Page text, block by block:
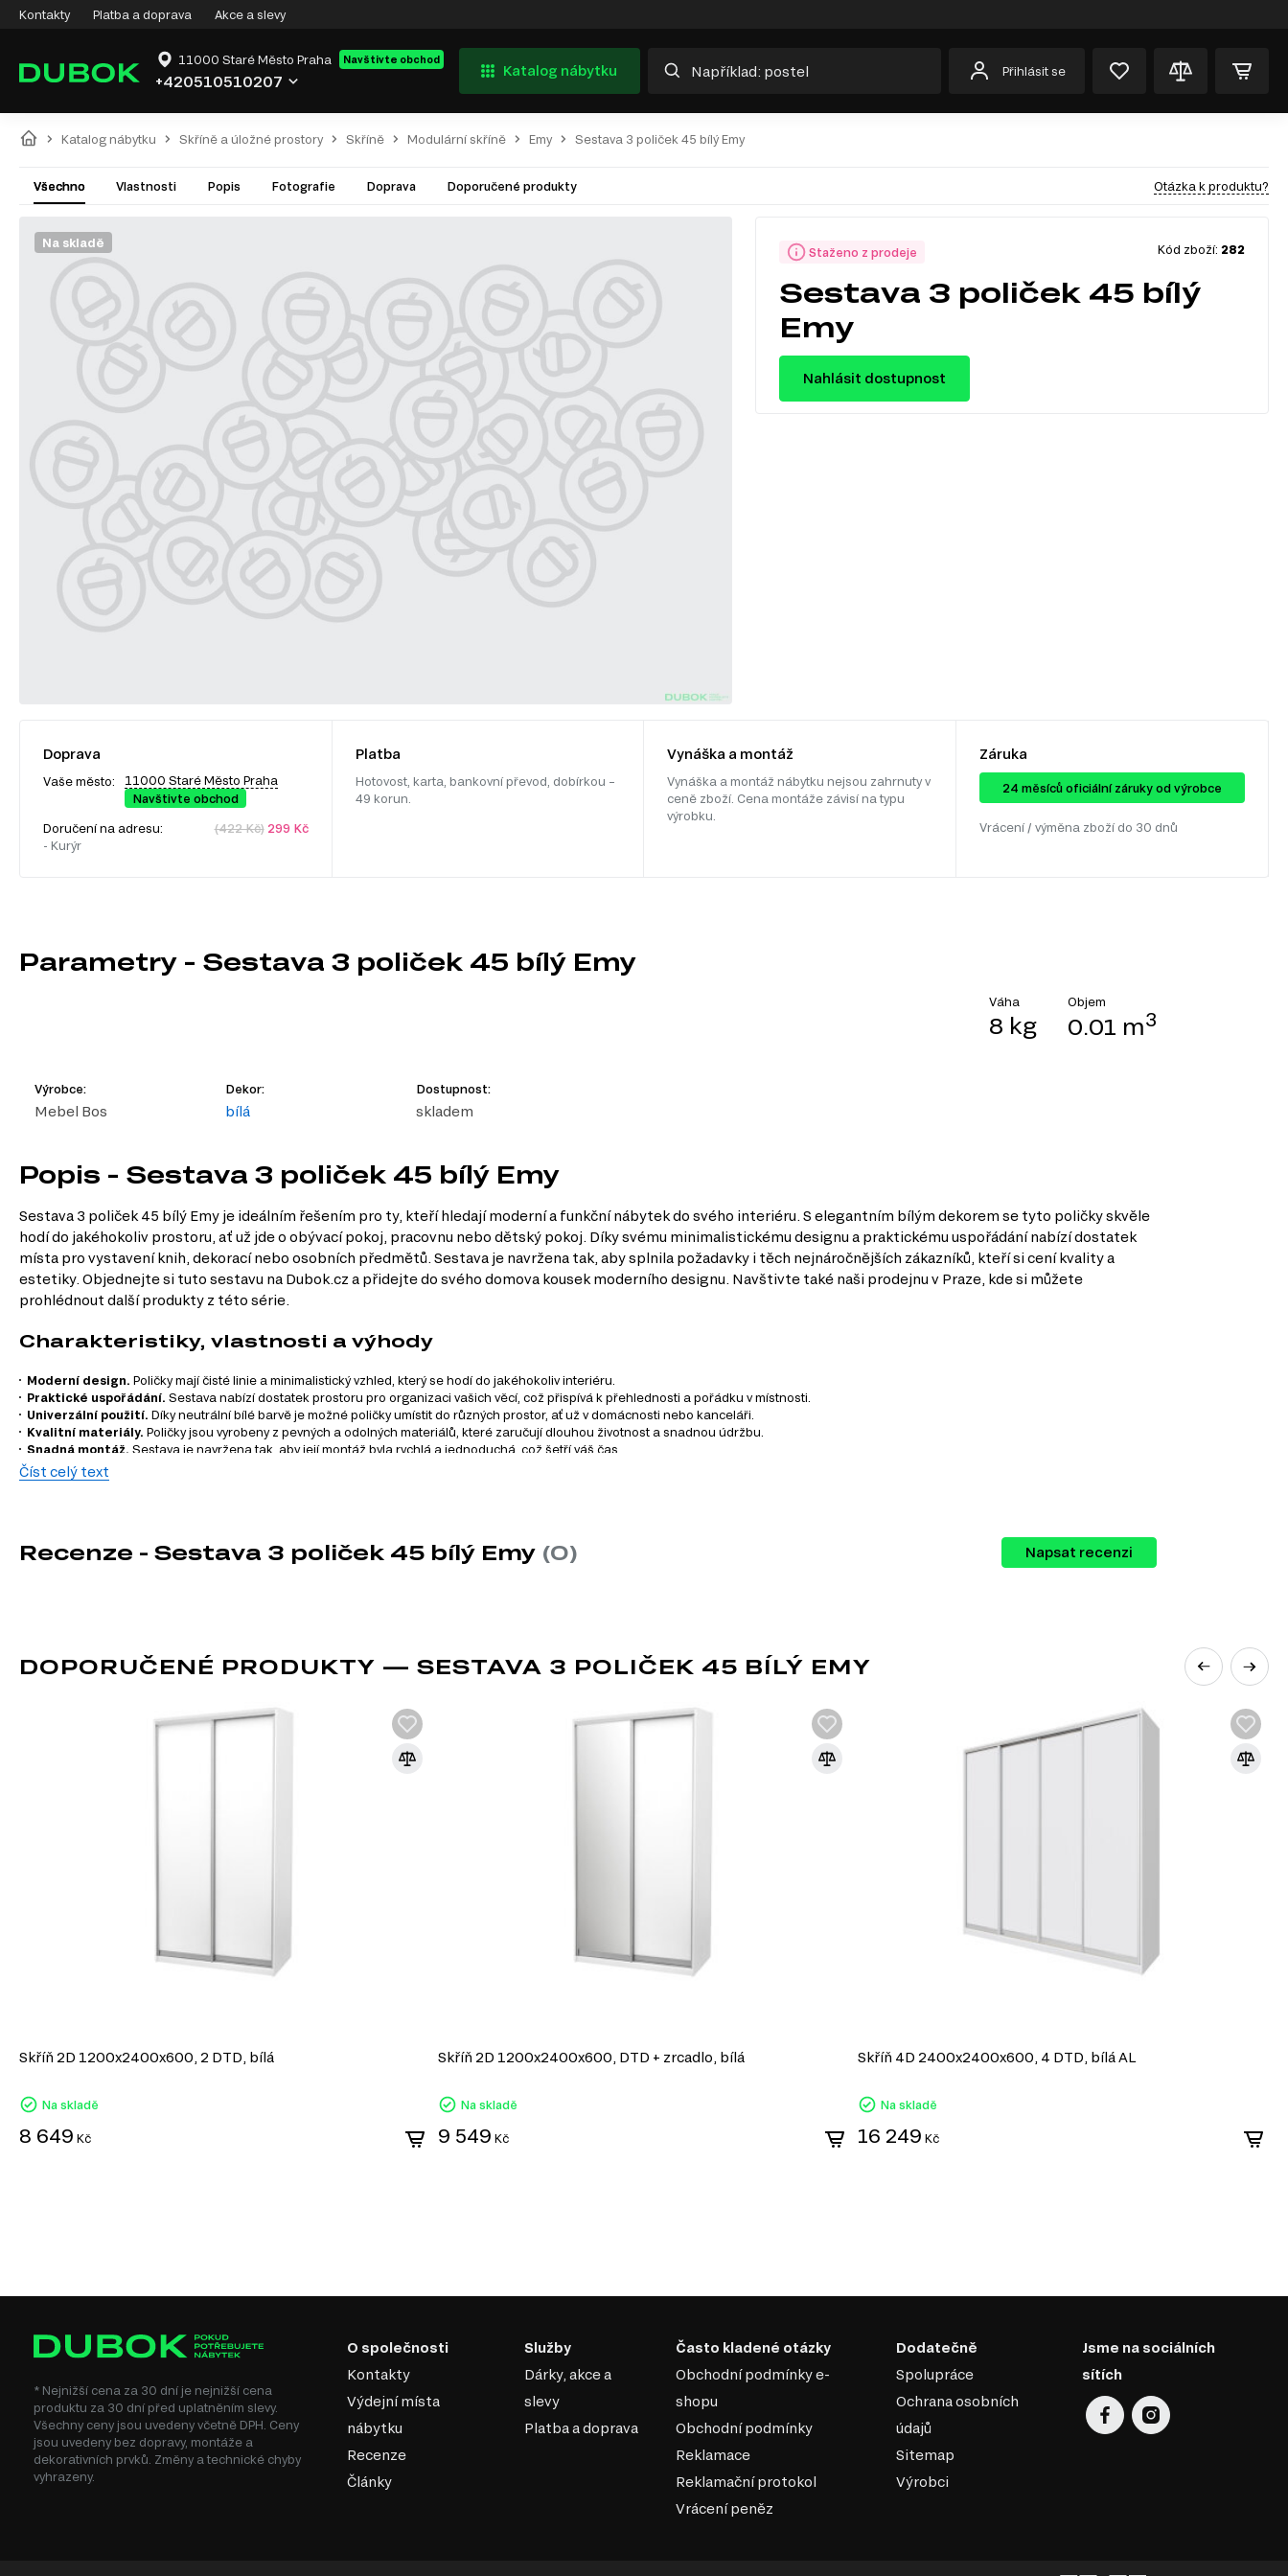
Kontakty Platba a doprava Akce a slevy
11000 Staré Město Praha Navštivte obchod
+420510510207
Katalog nábytku Přihlásit se
Katalog nábytku Skříně a úložné prostory Skříně Modulární skříně Emy Sestava 3 poliček 45 bílý Emy
Všechno Vlastnosti Popis Fotografie Doprava Doporučené produkty Otázka k produktu?
Na skladě
Staženo z prodeje Kód zboží: 282
Sestava 3 poliček 45 bílý
Emy
Nahlásit dostupnost
Doprava
Vaše město:
11000 Staré Město Praha
Navštivte obchod
Doručení na adresu:
- Kurýr
(422 Kč)299 Kč
Platba
Hotovost, karta, bankovní převod, dobírkou –
49 korun.
Vynáška a montáž
Vynáška a montáž nábytku nejsou zahrnuty v
ceně zboží. Cena montáže závisí na typu
výrobku.
Záruka
24 ​​​​měsíců oficiální záruky od výrobce
Vrácení / výměna zboží do 30 dnů
Parametry - Sestava 3 poliček 45 bílý Emy
Váha
8 kg
Objem
0.01 m3
Výrobce:
Mebel Bos
Dekor:
bílá
Dostupnost:
skladem
Popis - Sestava 3 poliček 45 bílý Emy
Sestava 3 poliček 45 bílý Emy je ideálním řešením pro ty, kteří hledají moderní a funkční nábytek do svého interiéru. S elegantním bílým dekorem se tyto poličky skvěle
hodí do jakéhokoliv prostoru, ať už jde o obývací pokoj, pracovnu nebo dětský pokoj. Díky svému minimalistickému designu a praktickému uspořádání nabízí dostatek
místa pro vystavení knih, dekorací nebo osobních předmětů. Sestava je navržena tak, aby splnila požadavky i těch nejnáročnějších zákazníků, kteří si cení kvality a
estetiky. Objednejte si tuto sestavu na Dubok.cz a přidejte do svého domova kousek moderního designu. Navštivte také naši prodejnu v Praze, kde si můžete
prohlédnout další produkty z této série.
Charakteristiky, vlastnosti a výhody
Moderní design. Poličky mají čisté linie a minimalistický vzhled, který se hodí do jakéhokoliv interiéru.
Praktické uspořádání. Sestava nabízí dostatek prostoru pro organizaci vašich věcí, což přispívá k přehlednosti a pořádku v místnosti.
Univerzální použití. Díky neutrální bílé barvě je možné poličky umístit do různých prostor, ať už v domácnosti nebo kanceláři.
Kvalitní materiály. Poličky jsou vyrobeny z pevných a odolných materiálů, které zaručují dlouhou životnost a snadnou údržbu.
Snadná montáž. Sestava je navržena tak, aby její montáž byla rychlá a jednoduchá, což šetří váš čas.
Informace o sérii nábytku
podle svých potřeb. Zde jsou kategorie produktů, které můžete v rámci této série najít:
Číst celý text
Recenze - Sestava 3 poliček 45 bílý Emy (0) Napsat recenzi
DOPORUČENÉ PRODUKTY — SESTAVA 3 POLIČEK 45 BÍLÝ EMY
Skříň 2D 1200x2400x600, 2 DTD, bílá
Na skladě
8 649 Kč
Skříň 2D 1200x2400x600, DTD + zrcadlo, bílá
Na skladě
9 549 Kč
Skříň 4D 2400x2400x600, 4 DTD, bílá AL
Na skladě
16 249 Kč
* Nejnižší cena za 30 dní je nejnižší cena
produktu za 30 dní před uplatněním slevy.
Všechny ceny jsou uvedeny včetně DPH. Ceny
jsou uvedeny bez dopravy, montáže a
dekorativních prvků. Změny a technické chyby
vyhrazeny.
O společnosti
Kontakty
Výdejní místa
nábytku
Recenze
Články
Služby
Dárky, akce a
slevy
Platba a doprava
Často kladené otázky
Obchodní podmínky e-
shopu
Obchodní podmínky
Reklamace
Reklamační protokol
Vrácení peněz
Dodatečně
Spolupráce
Ochrana osobních
údajů
Sitemap
Výrobci
Jsme na sociálních
sítích